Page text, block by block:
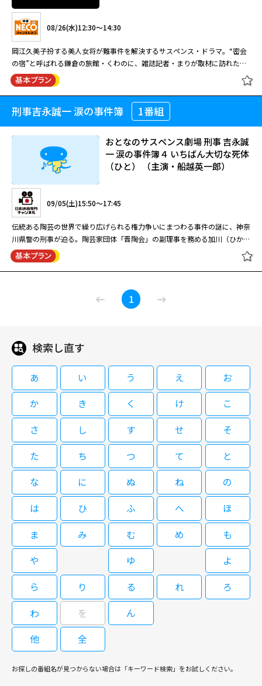
ーアル第3作目。#6欠番。最終話120分SP。全9話。
新・京都迷宮案内3 #3
09/01(火)04:00～05:00
橋爪功主演の人気シリーズ第8弾。京都を舞台に、新聞記者・杉浦恭介が難
事件の解明に挑戦する。タイトルを『新・京都迷宮案内』と変更したリニュ
ーアル第3作目。#6欠番。最終話120分SP。全9話。
09/01(火)05:00～06:00
事件の解明に挑戦する。タイトルを『新・京都迷宮案内』と変更したリニュ
ーアル第3作目。#6欠番。最終話120分SP。全9話。
09/08(火)04:00～05:00
橋爪功主演の人気シリーズ第8弾。京都を舞台に、新聞記者・杉浦恭介が難
事件の解明に挑戦する。タイトルを『新・京都迷宮案内』と変更したリニュ
ーアル第3作目。#6欠番。最終話120分SP。全9話。
新・京都迷宮案内3 #7
09/08(火)05:00～06:00
橋爪功主演の人気シリーズ第8弾。京都を舞台に、新聞記者・杉浦恭介が難
事件の解明に挑戦する。タイトルを『新・京都迷宮案内』と変更したリニュ
ーアル第3作目。#6欠番。最終話120分SP。全9話。
渡瀬恒彦主演のサスペンスドラマ第９弾。元検事の公証人が殺人事件の解明
に挑む。出演はほかに安達祐実、国生さゆり、池田政典、布川敏和、松金よ
ね子、蟹江敬三。 元検事の公証人・真山壱成（渡瀬恒彦）は山梨県甲府市
の公証役場に着任。相棒の元公証人・天野正直（蟹江敬三）は弁護士に転職
する。ある日、天野に連れられ役場近くのワイナリーを訪れた真山は、経営
者の星峰志津加（国生さゆり）と知り合う。ところが、彼女の兄でオーナー
の和也（池田政典）は独断でワイナリーの売却を進めていた。真山は志津加
から相談を持ちかけられるが、その矢先、和也が死体となって見つか
る・・・。
08/26(水)12:30～14:30
岡江久美子扮する美人女将が難事件を解決するサスペンス・ドラマ。“密会
の宿”と呼ばれる鎌倉の旅館・くわのに、雑誌記者・まりが取材に訪れた。
すると翌朝、まりの夫が公園で遺体となって発見される。妻のまりに嫌疑が
かかる中、まりはアリバイを証明する鍵となる指輪の持ち主を捜すが…。
密会の宿2
08/26(水)12:30～14:30
岡江久美子扮する美人女将が難事件を解決するサスペンス・ドラマ。“密会
の宿”と呼ばれる鎌倉の旅館・くわのに、雑誌記者・まりが取材に訪れた。
すると翌朝、まりの夫が公園で遺体となって発見される。妻のまりに嫌疑が
かかる中、まりはアリバイを証明する鍵となる指輪の持ち主を捜すが…。
刑事吉永誠一 涙の事件簿 1番組
おとなのサスペンス劇場 刑事 吉永誠
一 涙の事件簿４ いちばん大切な死体
（ひと） （主演・船越英一郎）
09/05(土)15:50～17:45
伝統ある陶芸の世界で繰り広げられる権力争いにまつわる事件の謎に、神奈
川県警の刑事が迫る。陶芸家団体「晋陶会」の副理事を務める加川（ひかる
一平）の妻・雅子（杏野さや）が工房で倒れていた。現場にはガスが充満し
ており、睡眠薬も見つかったことから自殺未遂と思われる。刑事の吉永（船
人問題で悩んでいたという。加川と愛人である敏子（国生さゆり）の間に
は、認知していない子供までいたらしい。やがて被害者の体内から睡眠薬と
く。
おとなのサスペンス劇場 刑事 吉永誠
一 涙の事件簿４ いちばん大切な死体
（ひと） （主演・船越英一郎）
09/05(土)15:50～17:45
伝統ある陶芸の世界で繰り広げられる権力争いにまつわる事件の謎に、神奈
川県警の刑事が迫る。陶芸家団体「晋陶会」の副理事を務める加川（ひかる
一平）の妻・雅子（杏野さや）が工房で倒れていた。現場にはガスが充満し
ており、睡眠薬も見つかったことから自殺未遂と思われる。刑事の吉永（船
越英一郎）は雅子の妹である美和（堀越のり）に話を聞く。雅子は、夫の愛
人問題で悩んでいたという。加川と愛人である敏子（国生さゆり）の間に
は、認知していない子供までいたらしい。やがて被害者の体内から睡眠薬と
は別の薬も大量に検出され、他殺の疑いが強まった。警察では、事件当日か
ら姿を消している加川を捜す。そんな中、吉永は敏子を訪ねる。そして娘の
粘土細工が出品された展示会で、敏子とその息子に出会っていたことに気付
く。
閉じる
1
検索し直す
あ い う え
お
か
き く け
こ
さ
し す せ
そ
た
ち つ て
と
な
に ぬ ね
の
は
ひ ふ へ
ほ
ま
み む め
も
や
ゆ
よ
ら
り る れ
ろ
わ
を
ん
他
全
お探しの番組名が見つからない場合は「キーワード検索」をお試しください。